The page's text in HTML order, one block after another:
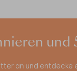
an und entdecke